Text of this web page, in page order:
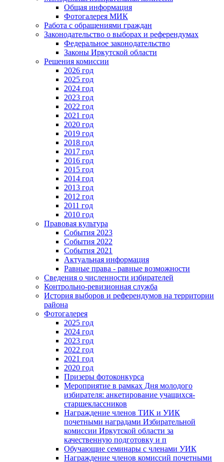
Общая информация
Фотогалерея МИК
Работа с обращениями граждан
Законодательство о выборах и референдумах
Федеральное законодательство
Законы Иркутской области
Решения комиссии
2026 год
2025 год
2024 год
2023 год
2022 год
2021 год
2020 год
2019 год
2018 год
2017 год
2016 год
2015 год
2014 год
2013 год
2012 год
2011 год
2010 год
Правовая культура
События 2023
События 2022
События 2021
Актуальная информация
Равные права - равные возможности
Сведения о численности избирателей
Контрольно-ревизионная служба
История выборов и референдумов на территории
района
Фотогалерея
2025 год
2024 год
2023 год
2022 год
2021 год
2020 год
Призеры фотоконкурса
Мероприятие в рамках Дня молодого
избирателя: анкетирование учащихся-
старшеклассников
Награждение членов ТИК и УИК
почетными наградами Избирательной
комиссии Иркутской области за
качественную подготовку и п
Обучающие семинары с членами УИК
Награждение членов комиссий почетными